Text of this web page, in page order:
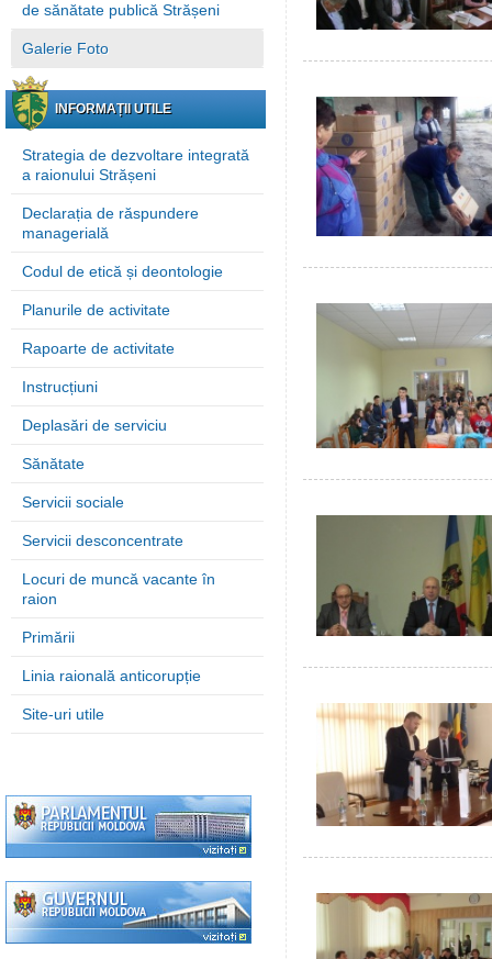
de sănătate publică Strășeni
Galerie Foto
INFORMAȚII UTILE
Strategia de dezvoltare integrată
a raionului Strășeni
Declarația de răspundere
managerială
Codul de etică și deontologie
Planurile de activitate
Rapoarte de activitate
Instrucțiuni
Deplasări de serviciu
Sănătate
Servicii sociale
Servicii desconcentrate
Locuri de muncă vacante în
raion
Primării
Linia raională anticorupție
Site-uri utile